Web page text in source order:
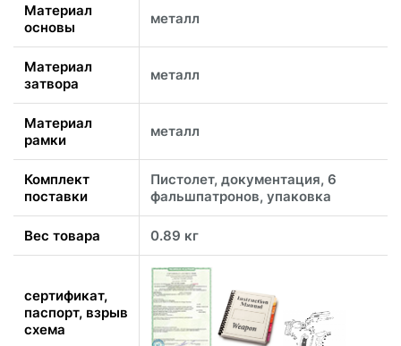
Материал
основы
металл
Материал
затвора
металл
Материал
рамки
металл
Комплект
поставки
Пистолет, документация, 6
фальшпатронов, упаковка
Вес товара 0.89 кг
сертификат,
паспорт, взрыв
схема